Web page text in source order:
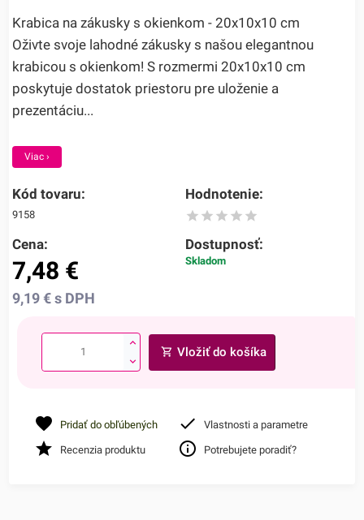
Krabica na zákusky s okienkom - 20x10x10 cm
Oživte svoje lahodné zákusky s našou elegantnou
krabicou s okienkom! S rozmermi 20x10x10 cm
poskytuje dostatok priestoru pre uloženie a
prezentáciu...
Viac ›
Kód tovaru:
9158
Hodnotenie:
Cena:
7,48 €
9,19€ s DPH
Dostupnosť:
Skladom
Vložiť do košíka
Pridať do obľúbených Vlastnosti a parametre
Recenzia produktu Potrebujete poradiť?